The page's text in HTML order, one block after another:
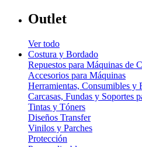
Outlet
Ver todo
Costura y Bordado
Repuestos para Máquinas de
Accesorios para Máquinas
Herramientas, Consumibles y
Carcasas, Fundas y Soportes
Tintas y Tóners
Diseños Transfer
Vinilos y Parches
Protección